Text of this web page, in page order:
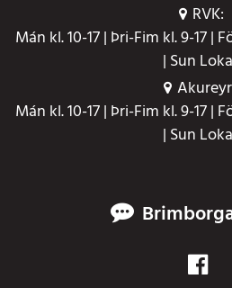
RVK:
Mán kl. 10-17 | Þri-Fim kl. 9-17 |
| Sun
Mán kl. 10-17 | Þri-Fim kl. 9-17 |
| Sun